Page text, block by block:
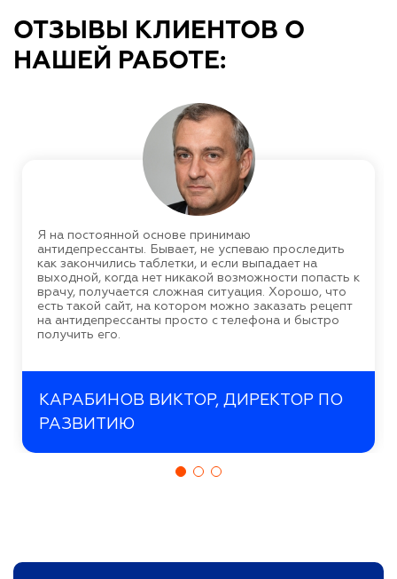
ОТЗЫВЫ КЛИЕНТОВ О
НАШЕЙ РАБОТЕ:
Я на постоянной основе принимаю
антидепрессанты. Бывает, не успеваю проследить
как закончились таблетки, и если выпадает на
выходной, когда нет никакой возможности попасть к
врачу, получается сложная ситуация. Хорошо, что
есть такой сайт, на котором можно заказать рецепт
на антидепрессанты просто с телефона и быстро
получить его.
КАРАБИНОВ ВИКТОР, ДИРЕКТОР ПО
РАЗВИТИЮ